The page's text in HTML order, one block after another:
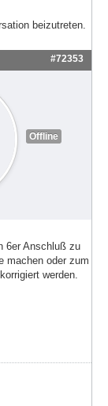
beizutreten.
#72353
Offline
6er Anschluß zu
machen oder zum
werden.